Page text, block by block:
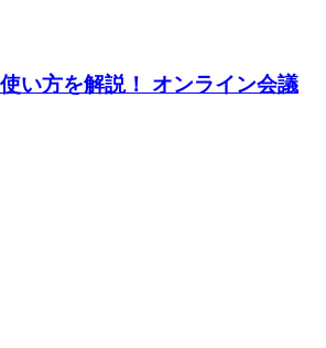
い方を解説！ オンライン会議